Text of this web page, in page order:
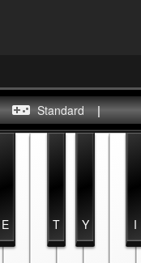
Standard |
E T Y I